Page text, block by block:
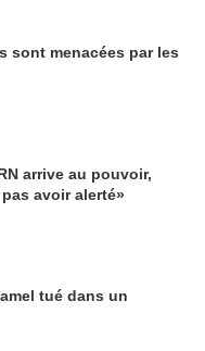
sont menacées par les
arrive au pouvoir,
avoir alerté»
tué dans un